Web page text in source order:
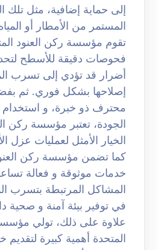
إلى حماية إضافية، مثل
المستمر من الأمطار أو
تقوم مؤسسة ركن العنود
فحوصات دقيقة للأسطح
أضرار قد تؤدي إلى تسرب
إصلاحها بشكل فوري. ثم
محترف ذو خبرة، و استخدام
الجودة، تعتبر مؤسسة ركن
الخيار الأمثل لعمليات عزل
كما تضمن مؤسسة ركن
خدمات موثوقة و فعالة
المشاكل المرتبطة بتسرب
في توفير بيئة آمنة و صحية
علاوة على ذلك، تولي
المتحدة أهمية كبيرة لتقديم